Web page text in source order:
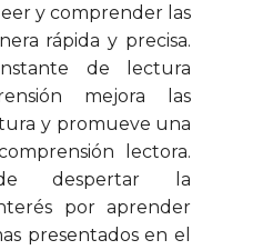
y comprender las
rápida y precisa.
de lectura
mejora las
y promueve una
lectora.
despertar la
por aprender
presentados en el